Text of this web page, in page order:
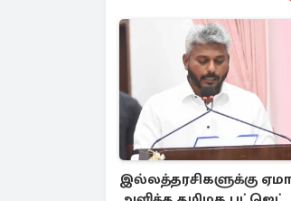
இல்லத்தரசிகளுக்கு